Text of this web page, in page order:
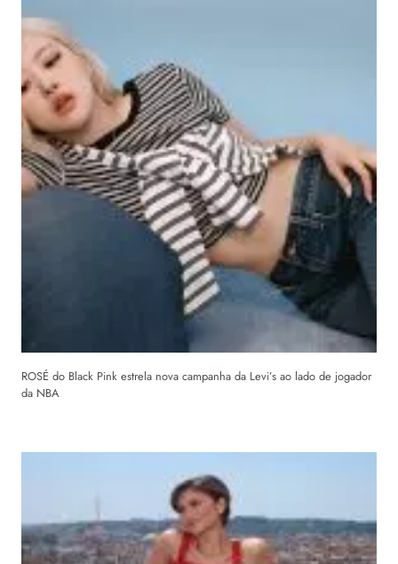
ROSÉ do Black Pink estrela nova campanha da Levi’s ao lado de jogador
da NBA